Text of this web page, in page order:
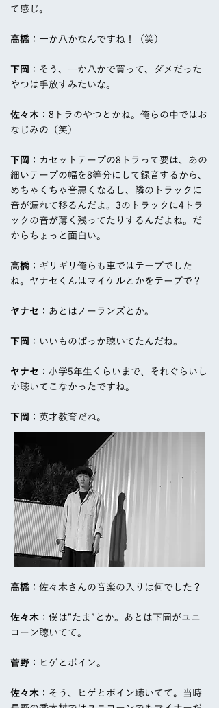
て感じ。
高橋 ：一か八かなんですね！（笑）
下岡 ：そう、一か八かで買って、ダメだった
やつは手放すみたいな。
佐々木 ：8トラのやつとかね。俺らの中ではお
なじみの（笑）
下岡 ：カセットテープの8トラって要は、あの
細いテープの幅を8等分にして録音するから、
めちゃくちゃ音悪くなるし、隣のトラックに
音が漏れて移るんだよ。3のトラックに4トラ
ックの音が薄く残ってたりするんだよね。だ
からちょっと面白い。
高橋 ：ギリギリ俺らも車ではテープでした
ね。ヤナセくんはマイケルとかをテープで？
ヤナセ ：あとはノーランズとか。
下岡 ：いいものばっか聴いてたんだね。
ヤナセ ：小学5年生くらいまで、それぐらいし
か聴いてこなかったですね。
下岡 ：英才教育だね。
高橋 ：佐々木さんの音楽の入りは何でした？
佐々木 ：僕は”たま”とか。あとは下岡がユニ
コーン聴いてて。
菅野 ：ヒゲとボイン。
佐々木 ：そう、ヒゲとボイン聴いてて。当時